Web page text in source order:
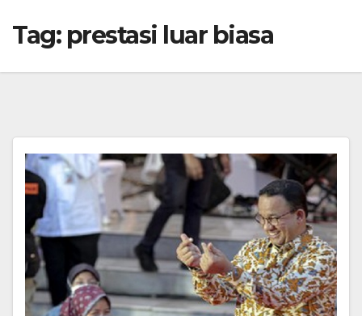
Tag: prestasi luar biasa